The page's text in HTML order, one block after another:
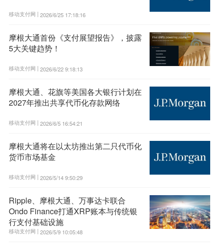
移动支付网 | 2026/6/25 17:18:16
摩根大通首份《支付展望报告》，披露
5大关键趋势！
移动支付网 | 2026/6/22 9:18:13
摩根大通、花旗等美国各大银行计划在
2027年推出共享代币化存款网络
移动支付网 | 2026/6/5 16:54:21
摩根大通将在以太坊推出第二只代币化
货币市场基金
移动支付网 | 2026/5/14 9:50:29
Ripple、摩根大通、万事达卡联合
Ondo Finance打通XRP账本与传统银
行支付基础设施
移动支付网 | 2026/5/9 10:05:48